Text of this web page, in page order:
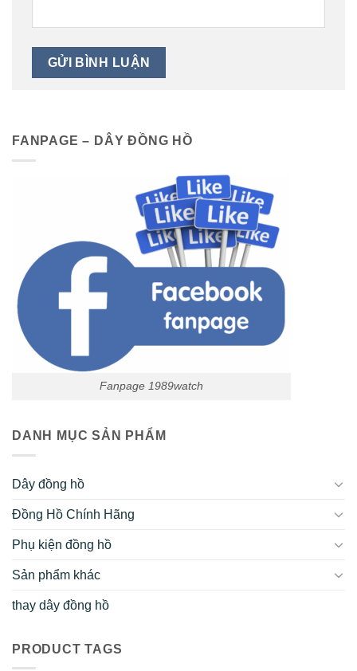
FANPAGE – DÂY ĐỒNG HỒ
Fanpage 1989watch
DANH MỤC SẢN PHẨM
Dây đồng hồ
Đồng Hồ Chính Hãng
Phụ kiện đồng hồ
Sản phẩm khác
thay dây đồng hồ
PRODUCT TAGS